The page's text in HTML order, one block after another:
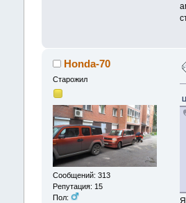
Honda-70
Старожил
Сообщений: 313
Репутация: 15
Пол: